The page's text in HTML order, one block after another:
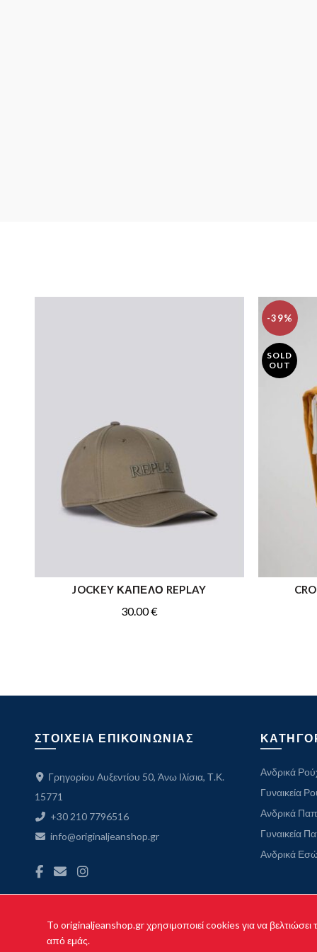
ΠΡΟΣΘΉΚΗ ΣΤΟ ΚΑΛΆΘΙ
JOCKEY ΚΑΠΕΛΟ REPLAY
30.00€
-39%
SOLD
OUT
ΣΤΟΙΧΕΙΑ ΕΠΙΚΟΙΝΩΝΙΑΣ
Γρηγορίου Αυξεντίου 50, Άνω Ιλίσια, Τ.Κ.
15771
+30 210 7796516
info@originaljeanshop.gr
Ανδρικά
Γυναικεία
Ανδρικά
Γυναικεία
Ανδρικά
To originaljeanshop.gr χρησιμοποιεί cookies για να
από εμάς.